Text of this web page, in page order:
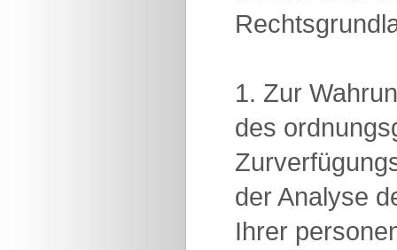
1. Zur
des
der Analyse
Ihrer